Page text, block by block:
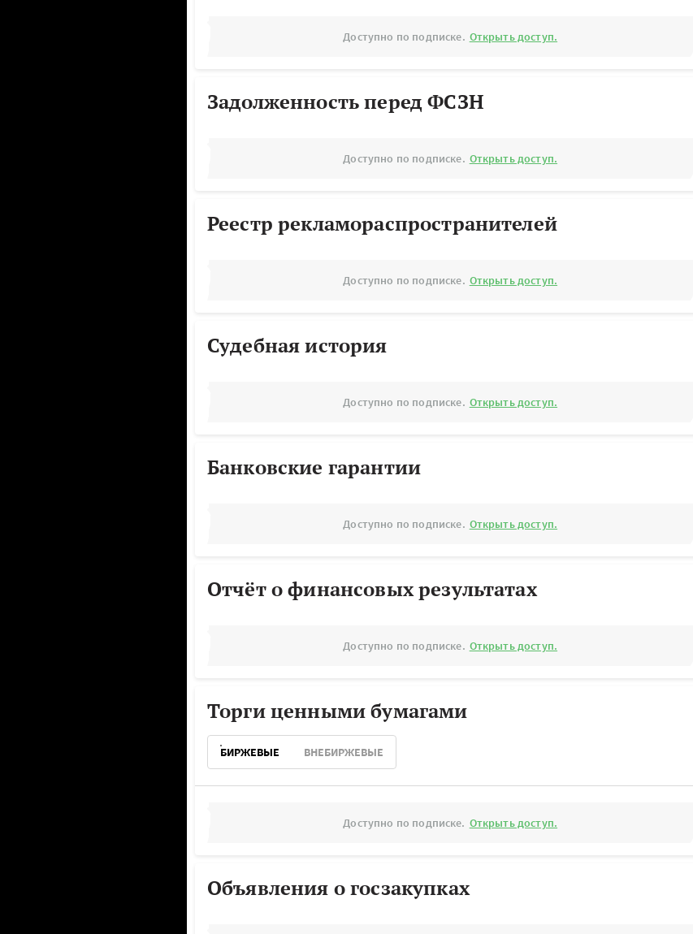
Доступно по подписке. Открыть доступ.
Задолженность перед ФСЗН
Доступно по подписке. Открыть доступ.
Реестр рекламораспространителей
Доступно по подписке. Открыть доступ.
Судебная история
Доступно по подписке. Открыть доступ.
Банковские гарантии
Доступно по подписке. Открыть доступ.
Отчёт о финансовых результатах
Доступно по подписке. Открыть доступ.
Торги ценными бумагами
БИРЖЕВЫЕ ВНЕБИРЖЕВЫЕ
Доступно по подписке. Открыть доступ.
Объявления о госзакупках